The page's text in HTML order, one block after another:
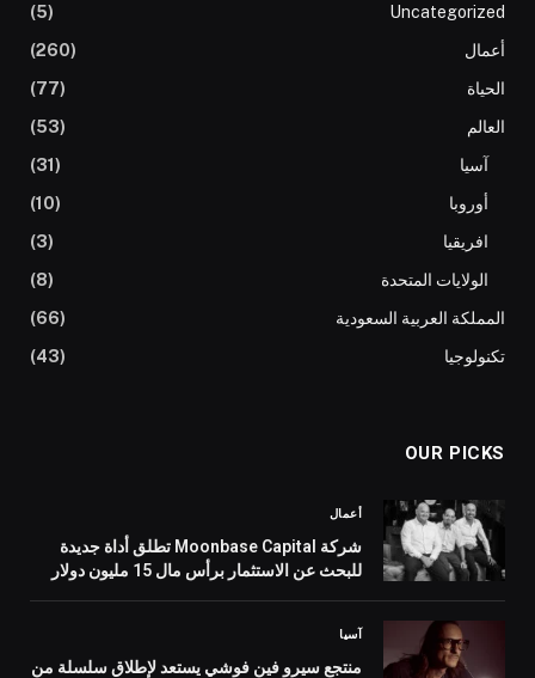
Uncategorized
(5)
أعمال
(260)
الحياة
(77)
العالم
(53)
آسيا
(31)
أوروبا
(10)
افريقيا
(3)
الولايات المتحدة
(8)
المملكة العربية السعودية
(66)
تكنولوجيا
(43)
OUR PICKS
أعمال
شركة Moonbase Capital تطلق أداة جديدة
للبحث عن الاستثمار برأس مال 15 مليون دولار
آسيا
منتجع سيرو فين فوشي يستعد لإطلاق سلسلة من